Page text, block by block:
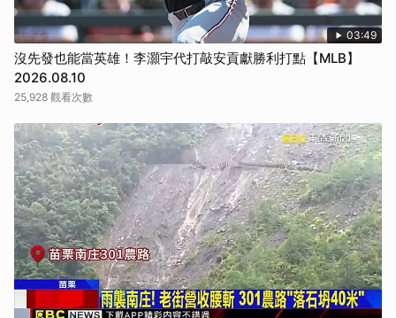
皮膚出現紅棕色、脫屑、發癢、變色、變硬
潰瘍、靜脈曲張
感到灼熱、刺痛、抽筋、皮膚發炎
2大關鍵力量，改善靜脈回流
中醫師鄒瑋倫表示，改善靜脈回流的關鍵在於「肌肉力」和「呼吸力」。
助外力來幫助血液回流。
1.肌肉力
勾腳踝、壓腳背：
可站著或坐著，單腳離地，先將腳踝向上勾，再向下壓，重複動作，有助
於活化腳踝周邊的肝、脾、腎經絡，強化肌肉幫浦作用。
第一個動作站姿勾腳踝、壓腳背，強化下肢血液回流。
單腳伸直腿轉圈：
這個動作能運動到鼠蹊部的肌肉，對於有骨盆腔靜脈曲張問題的人特別有
幫助。單腳伸直，以髖關節為軸心，順時針及逆時針畫圈，每回各做10
下，雙腿交替。
第二招單腳站直腿轉圈強化鼠蹊部靜脈。
03:49
沒先發也能當英雄！李灝宇代打敲安貢獻勝利打點【MLB】
2026.08.10
25,928 觀看次數